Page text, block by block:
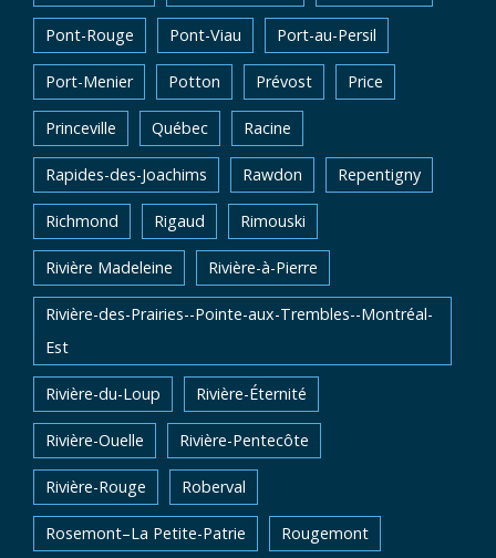
Pont-Rouge Pont-Viau Port-au-Persil
Port-Menier Potton Prévost Price
Princeville Québec Racine
Rapides-des-Joachims Rawdon Repentigny
Richmond Rigaud Rimouski
Rivière Madeleine Rivière-à-Pierre
Rivière-des-Prairies--Pointe-aux-Trembles--Montréal-
Est
Rivière-du-Loup Rivière-Éternité
Rivière-Ouelle Rivière-Pentecôte
Rivière-Rouge Roberval
Rosemont–La Petite-Patrie Rougemont